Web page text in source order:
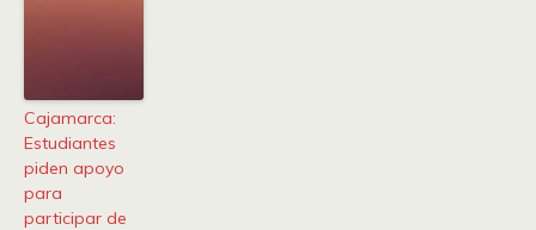
Cajamarca:
Estudiantes
piden apoyo
para
participar de